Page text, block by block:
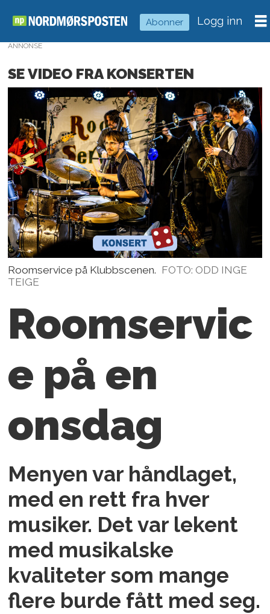
Abonner Logg inn
ANNONSE
SE VIDEO FRA KONSERTEN
Roomservice på Klubbscenen. FOTO: ODD INGE
TEIGE
Roomservic
e på en
onsdag
Menyen var håndlaget,
med en rett fra hver
musiker. Det var lekent
med musikalske
kvaliteter som mange
flere burde fått med seg.